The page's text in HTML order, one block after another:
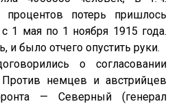
потерь пришлось
1 мая по 1 ноября 1915 года.
и было отчего опустить руки.
о согласовании
немцев и австрийцев
— Северный (генерал